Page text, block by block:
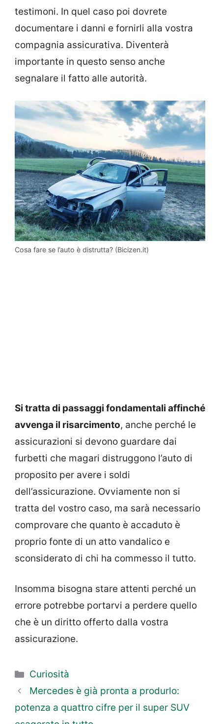
testimoni. In quel caso poi dovrete
documentare i danni e fornirli alla vostra
compagnia assicurativa. Diventerà
importante in questo senso anche
segnalare il fatto alle autorità.
Cosa fare se l’auto è distrutta? (Bicizen.it)
Si tratta di passaggi fondamentali affinché
avvenga il risarcimento, anche perché le
assicurazioni si devono guardare dai
furbetti che magari distruggono l’auto di
proposito per avere i soldi
dell’assicurazione. Ovviamente non si
tratta del vostro caso, ma sarà necessario
comprovare che quanto è accaduto è
proprio fonte di un atto vandalico e
sconsiderato di chi ha commesso il tutto.
Insomma bisogna stare attenti perché un
errore potrebbe portarvi a perdere quello
che è un diritto offerto dalla vostra
assicurazione.
Categorie
Curiosità
Mercedes è già pronta a produrlo:
potenza a quattro cifre per il super SUV